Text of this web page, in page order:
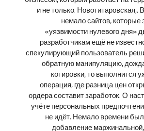
и не только. Новотитаровская,.
немало сайтов,
«уязвимости нулевого дня»
разработчикам ещё не
спекулирующий пользователь
обратную манипуляцию,
котировки, то выполнится
операция, где разница цен
ордера составит заработок. О
учёте персональных
не идёт. Немало времени
добавление